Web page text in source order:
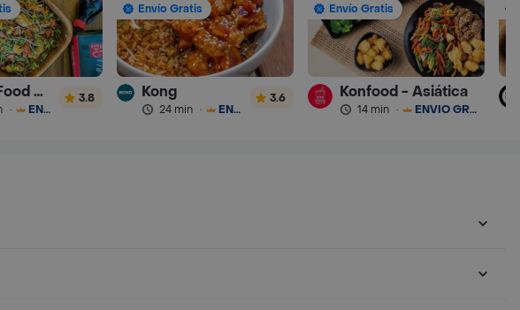
China Food Col
· ENVÍO GRATIS
3.8
Envío Gratis
Kong
24 min · ENVÍO GRATIS
3.6
Envío Gratis
Konfood - Asiática
14 min · ENVÍO GRATIS